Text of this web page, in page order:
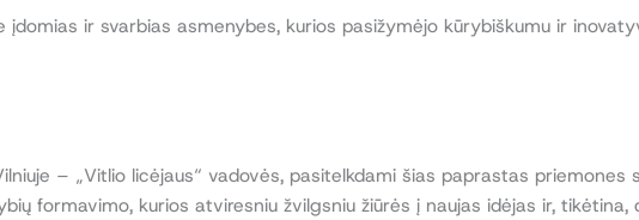
įdomias ir svarbias asmenybes, kurios pasižymėjo kūrybiškumu ir
– „Vitlio licėjaus“ vadovės, pasitelkdami šias paprastas
formavimo, kurios atviresniu žvilgsniu žiūrės į naujas idėjas ir,